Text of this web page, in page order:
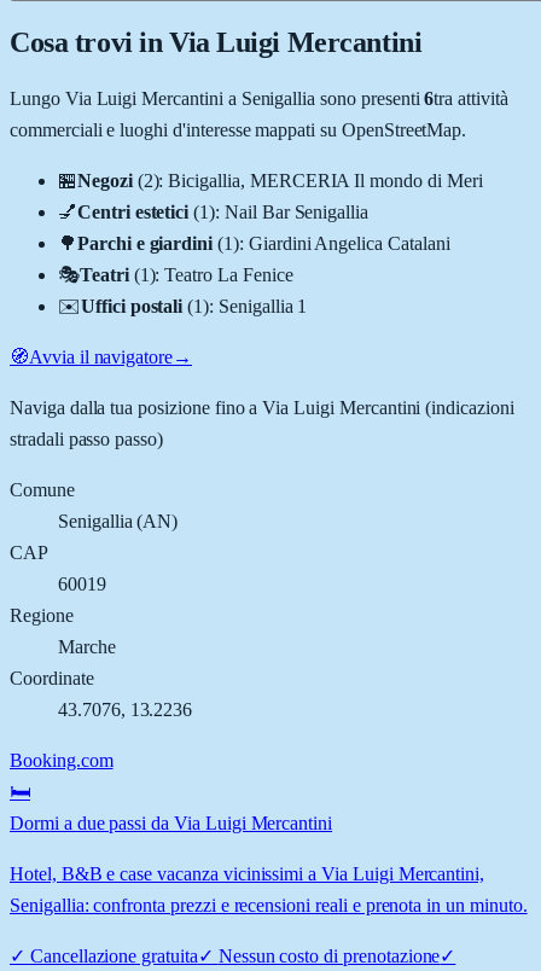
Cosa trovi in Via Luigi Mercantini
Lungo Via Luigi Mercantini a Senigallia sono presenti 6tra attività
commerciali e luoghi d'interesse mappati su OpenStreetMap.
🏪Negozi (2):Bicigallia, MERCERIA Il mondo di Meri
💅Centri estetici (1): Nail Bar Senigallia
🌳Parchi e giardini (1): Giardini Angelica Catalani
🎭Teatri (1):Teatro La Fenice
✉️Uffici postali (1): Senigallia 1
🧭Avvia il navigatore→
Naviga dalla tua posizione fino aVia Luigi Mercantini (indicazioni
stradali passo passo)
Comune
Senigallia (AN)
CAP
60019
Regione
Marche
Coordinate
43.7076, 13.2236
Booking.com
🛏️
Dormi a due passi da Via Luigi Mercantini
Hotel, B&B e case vacanza vicinissimi a Via Luigi Mercantini,
Senigallia: confronta prezzi e recensioni reali e prenota in un minuto.
✓ Cancellazione gratuita✓ Nessun costo di prenotazione✓